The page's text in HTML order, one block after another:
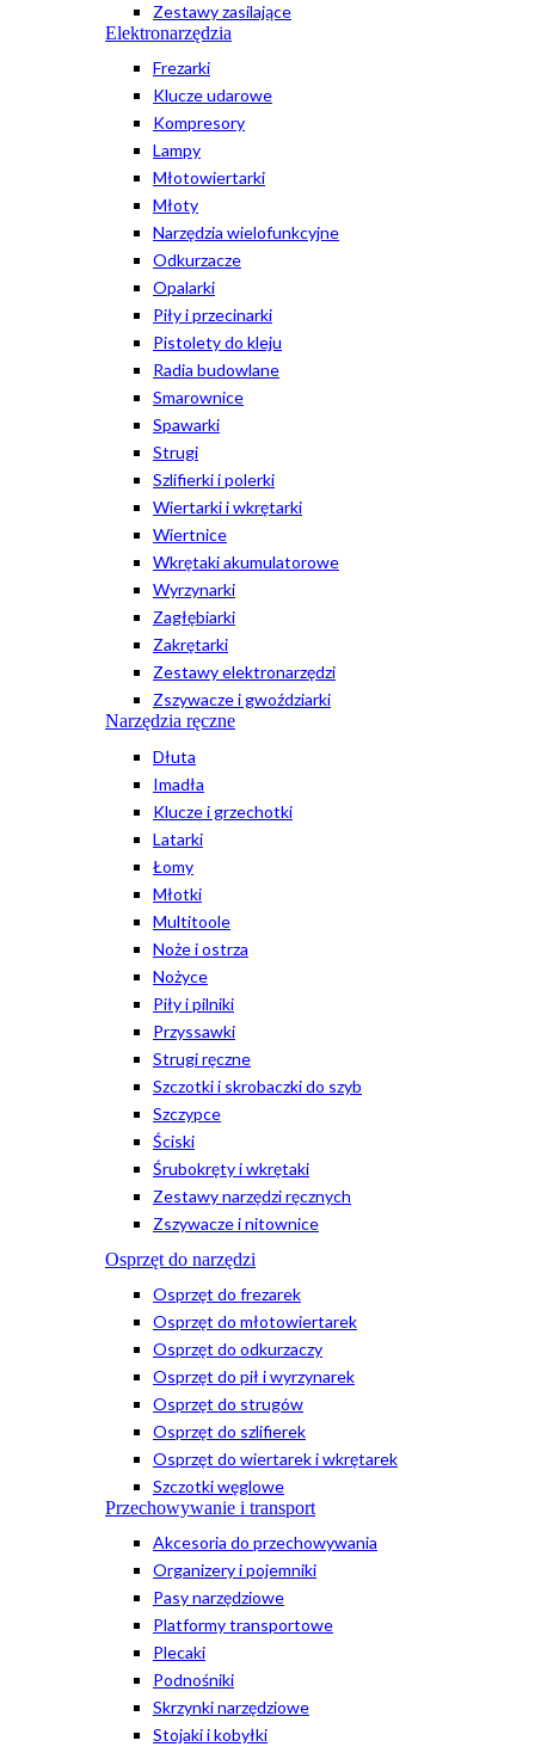
Zestawy zasilające
Elektronarzędzia
Frezarki
Klucze udarowe
Kompresory
Lampy
Młotowiertarki
Młoty
Narzędzia wielofunkcyjne
Odkurzacze
Opalarki
Piły i przecinarki
Pistolety do kleju
Radia budowlane
Smarownice
Spawarki
Strugi
Szlifierki i polerki
Wiertarki i wkrętarki
Wiertnice
Wkrętaki akumulatorowe
Wyrzynarki
Zagłębiarki
Zakrętarki
Zestawy elektronarzędzi
Zszywacze i gwoździarki
Narzędzia ręczne
Dłuta
Imadła
Klucze i grzechotki
Latarki
Łomy
Młotki
Multitoole
Noże i ostrza
Nożyce
Piły i pilniki
Przyssawki
Strugi ręczne
Szczotki i skrobaczki do szyb
Szczypce
Ściski
Śrubokręty i wkrętaki
Zestawy narzędzi ręcznych
Zszywacze i nitownice
Osprzęt do narzędzi
Osprzęt do frezarek
Osprzęt do młotowiertarek
Osprzęt do odkurzaczy
Osprzęt do pił i wyrzynarek
Osprzęt do strugów
Osprzęt do szlifierek
Osprzęt do wiertarek i wkrętarek
Szczotki węglowe
Przechowywanie i transport
Akcesoria do przechowywania
Organizery i pojemniki
Pasy narzędziowe
Platformy transportowe
Plecaki
Podnośniki
Skrzynki narzędziowe
Stojaki i kobyłki